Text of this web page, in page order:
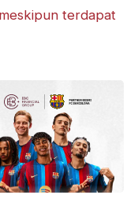
terdapat